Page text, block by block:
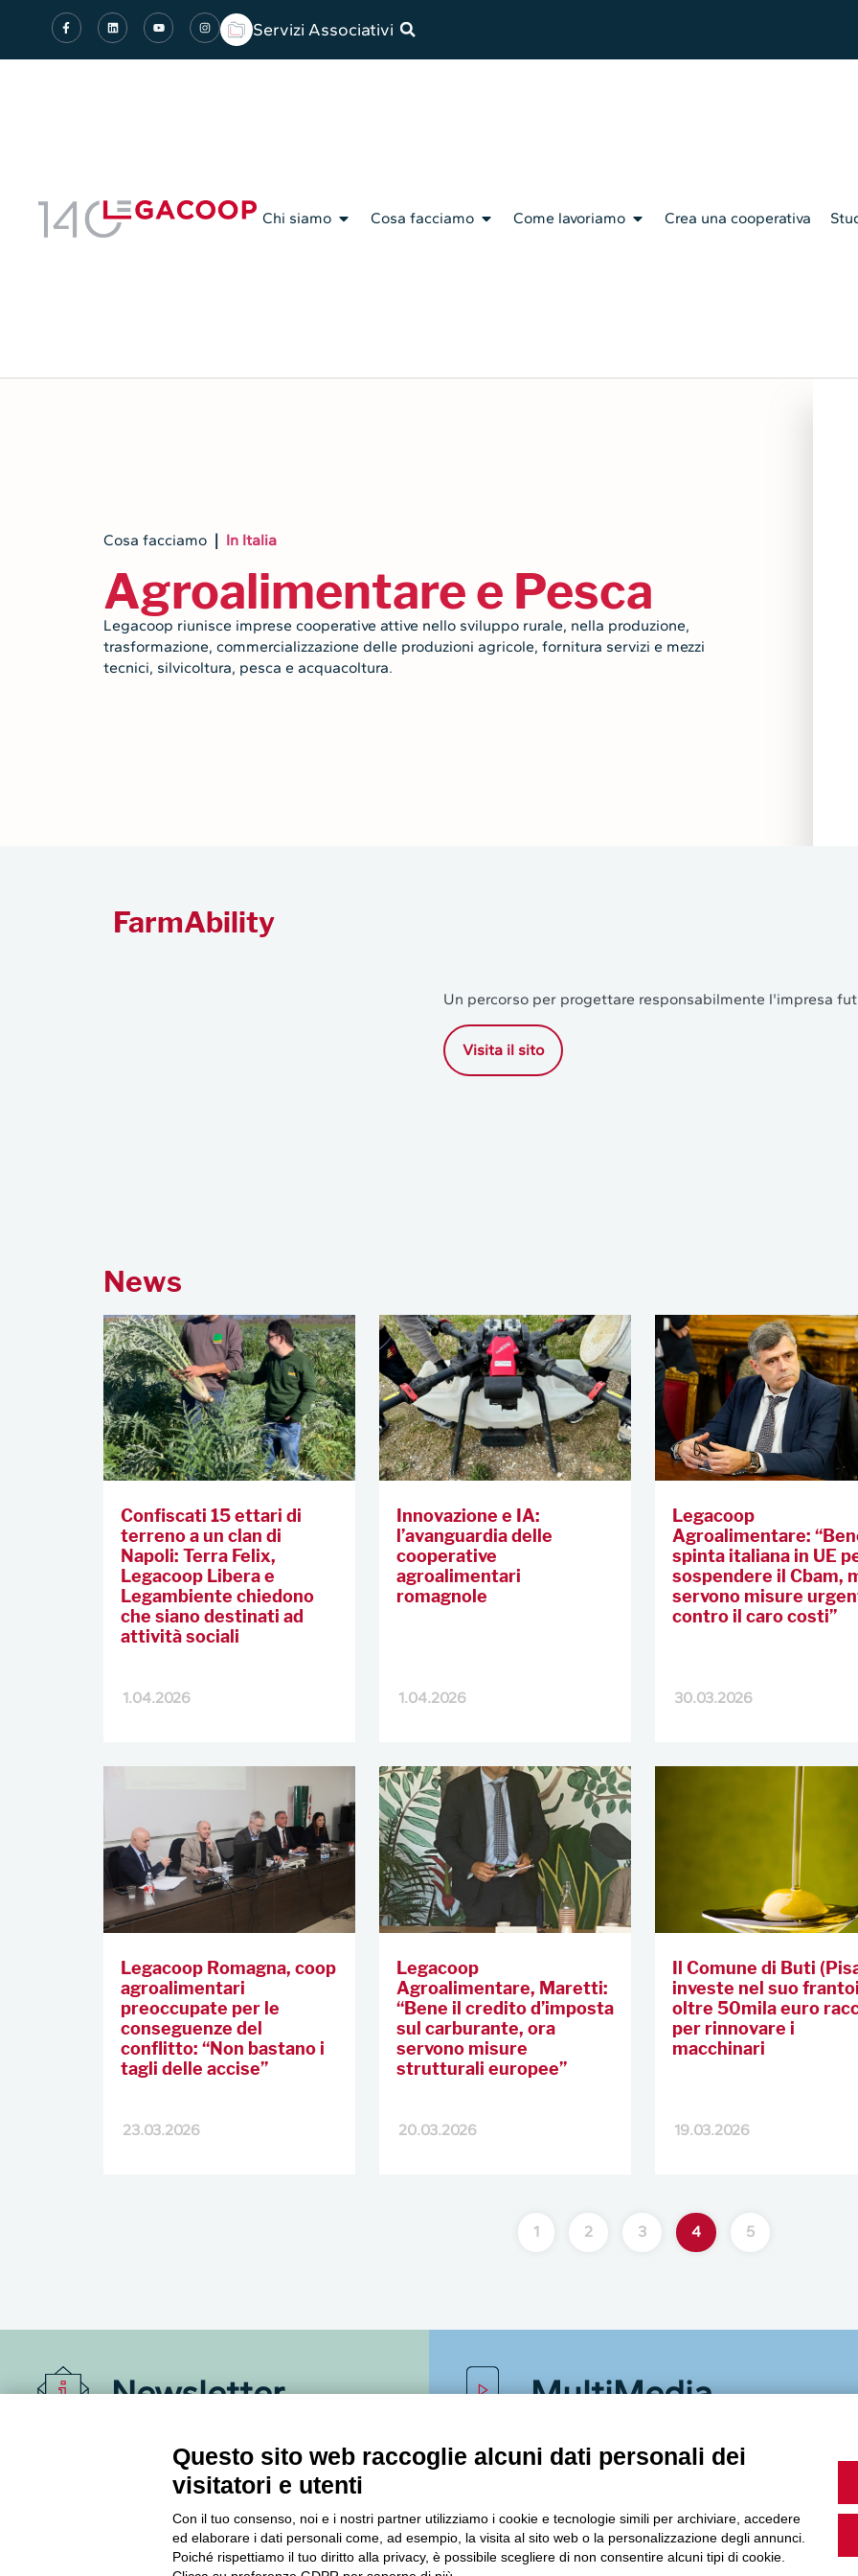
Servizi Associativi
Chi siamo Cosa facciamo Come lavoriamo Crea una cooperativa
Cosa facciamo| In Italia
Agroalimentare e Pesca
Legacoop riunisce imprese cooperative attive nello sviluppo rurale, nella produzione,
trasformazione, commercializzazione delle produzioni agricole, fornitura servizi e mezzi
tecnici, silvicoltura, pesca e acquacoltura.
FarmAbility
Un percorso per progettare responsabilmente l'impresa
Visita il sito
News
Confiscati 15 ettari di
terreno a un clan di
Napoli: Terra Felix,
Legacoop Libera e
Legambiente chiedono
che siano destinati ad
attività sociali
1.04.2026
Innovazione e IA:
l’avanguardia delle
cooperative
agroalimentari
romagnole
1.04.2026
Legacoop
Agroalimentare:
spinta italiana in UE
sospendere il Cbam,
servono misure
contro il caro costi”
30.03.2026
Legacoop Romagna, coop
agroalimentari
preoccupate per le
conseguenze del
conflitto: “Non bastano i
tagli delle accise”
23.03.2026
Legacoop
Agroalimentare, Maretti:
“Bene il credito d’imposta
sul carburante, ora
servono misure
strutturali europee”
20.03.2026
Il Comune di Buti
investe nel suo
oltre 50mila euro
per rinnovare i
macchinari
19.03.2026
1 2 3 4 5
Newsletter
Accedi o iscriviti alla nostra Newsletter Legacoop
Informazioni per restare sempre aggiornati sul
mondo della cooperazione.
MultiMedia
Questo sito web raccoglie alcuni dati personali dei
visitatori e utenti
Con il tuo consenso, noi e i nostri partner utilizziamo i cookie e tecnologie simili per archiviare, accedere
ed elaborare i dati personali come, ad esempio, la visita al sito web o la personalizzazione degli annunci.
Poiché rispettiamo il tuo diritto alla privacy, è possibile scegliere di non consentire alcuni tipi di cookie.